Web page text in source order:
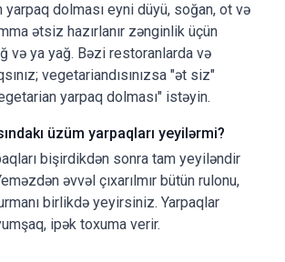
yarpaq dolması eyni düyü, soğan, ot və
ətsiz hazırlanır zənginlik üçün
və ya yağ. Bəzi restoranlarda və
vegetariandısınızsa "ət siz"
yarpaq dolması" istəyin.
üzüm yarpaqları yeyilərmi?
bişirdikdən sonra tam yeyiləndir
əvvəl çıxarılmır bütün rulonu,
birlikdə yeyirsiniz. Yarpaqlar
ipək toxuma verir.